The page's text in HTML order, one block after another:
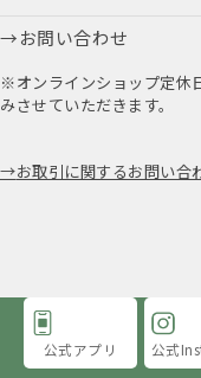
お問い合わせ
※オンラインショップ定休
みさせていただきます。
お取引に関するお問い合
公式アプリ 公式